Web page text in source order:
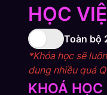
HỌC
Toàn bộ
*Khóa học sẽ
dung nhiều quá
KHOÁ